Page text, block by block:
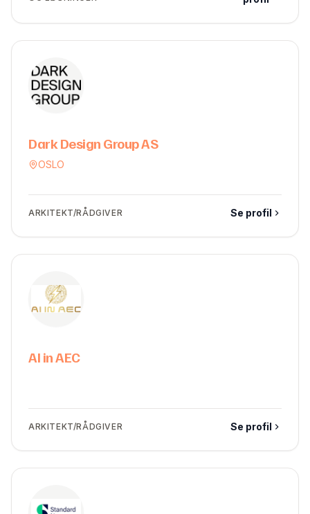
Dark Design Group AS
OSLO
ARKITEKT/RÅDGIVER Se profil
AI in AEC
ARKITEKT/RÅDGIVER Se profil